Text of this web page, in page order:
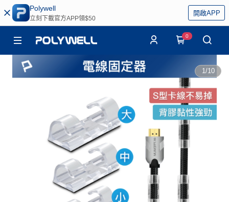
Polywell
立刻下載官方APP領$50
開啟APP
0
1/10